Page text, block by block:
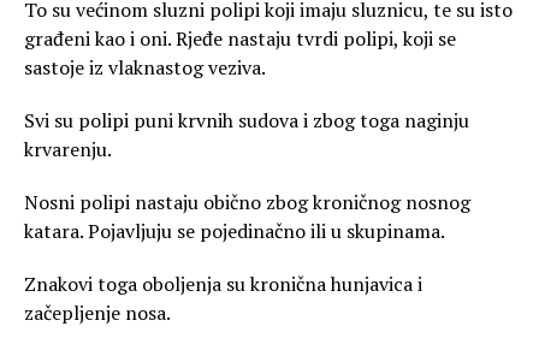
To su većinom sluzni polipi koji imaju sluznicu, te su isto
građeni kao i oni. Rjeđe nastaju tvrdi polipi, koji se
sastoje iz vlaknastog veziva.
Svi su polipi puni krvnih sudova i zbog toga naginju
krvarenju.
Nosni polipi nastaju obično zbog kroničnog nosnog
katara. Pojavljuju se pojedinačno ili u skupinama.
Znakovi toga oboljenja su kronična hunjavica i
začepljenje nosa.